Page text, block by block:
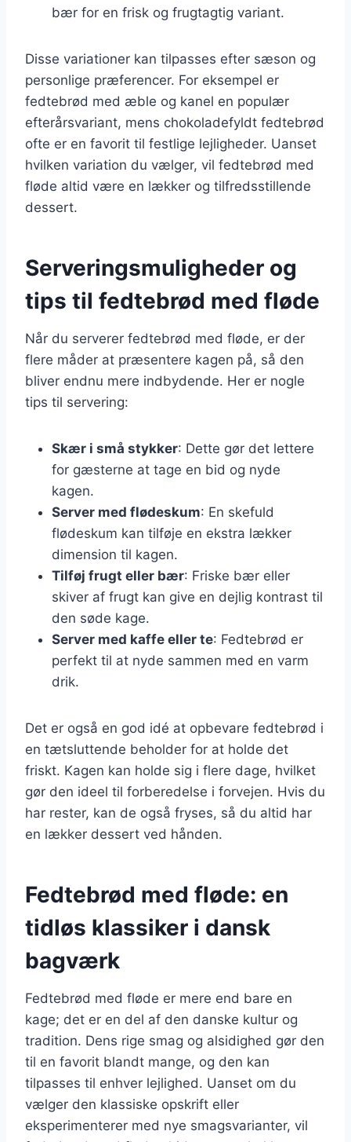
bær for en frisk og frugtagtig variant.
Disse variationer kan tilpasses efter sæson og
personlige præferencer. For eksempel er
fedtebrød med æble og kanel en populær
efterårsvariant, mens chokoladefyldt fedtebrød
ofte er en favorit til festlige lejligheder. Uanset
hvilken variation du vælger, vil fedtebrød med
fløde altid være en lækker og tilfredsstillende
dessert.
Serveringsmuligheder og
tips til fedtebrød med fløde
Når du serverer fedtebrød med fløde, er der
flere måder at præsentere kagen på, så den
bliver endnu mere indbydende. Her er nogle
tips til servering:
Skær i små stykker: Dette gør det lettere
for gæsterne at tage en bid og nyde
kagen.
Server med flødeskum: En skefuld
flødeskum kan tilføje en ekstra lækker
dimension til kagen.
Tilføj frugt eller bær: Friske bær eller
skiver af frugt kan give en dejlig kontrast til
den søde kage.
Server med kaffe eller te: Fedtebrød er
perfekt til at nyde sammen med en varm
drik.
Det er også en god idé at opbevare fedtebrød i
en tætsluttende beholder for at holde det
friskt. Kagen kan holde sig i flere dage, hvilket
gør den ideel til forberedelse i forvejen. Hvis du
har rester, kan de også fryses, så du altid har
en lækker dessert ved hånden.
Fedtebrød med fløde: en
tidløs klassiker i dansk
bagværk
Fedtebrød med fløde er mere end bare en
kage; det er en del af den danske kultur og
tradition. Dens rige smag og alsidighed gør den
til en favorit blandt mange, og den kan
tilpasses til enhver lejlighed. Uanset om du
vælger den klassiske opskrift eller
eksperimenterer med nye smagsvarianter, vil